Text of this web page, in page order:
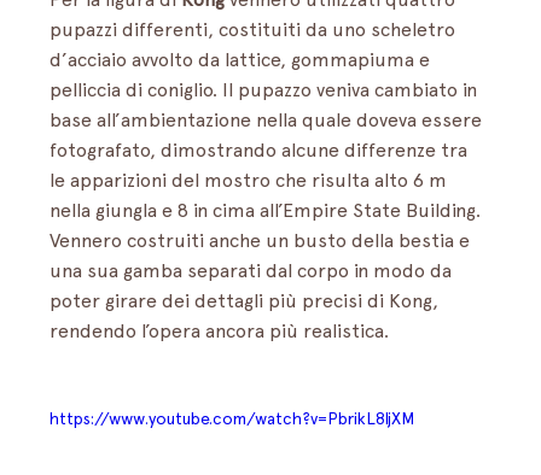
pupazzi differenti, costituiti da uno scheletro
d’acciaio avvolto da lattice, gommapiuma e
pelliccia di coniglio. Il pupazzo veniva cambiato in
base all’ambientazione nella quale doveva essere
fotografato, dimostrando alcune differenze tra
le apparizioni del mostro che risulta alto 6 m
nella giungla e 8 in cima all’Empire State Building.
Vennero costruiti anche un busto della bestia e
una sua gamba separati dal corpo in modo da
poter girare dei dettagli più precisi di Kong,
rendendo l’opera ancora più realistica.
https://www.youtube.com/watch?v=PbrikL8IjXM